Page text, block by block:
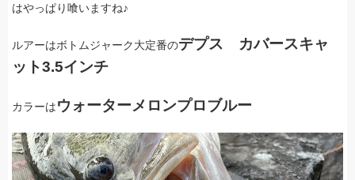
はやっぱり喰いますね♪
ルアーはボトムジャーク大定番のデプス カバースキャ
ット3.5インチ
カラーはウォーターメロンプロブルー